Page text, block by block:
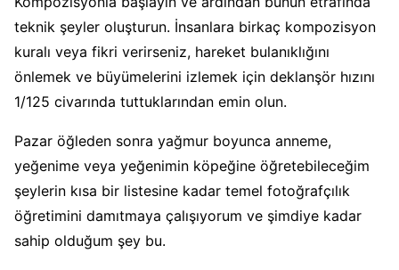
teknik şeyler oluşturun. İnsanlara birkaç kompozisyon
kuralı veya fikri verirseniz, hareket bulanıklığını
önlemek ve büyümelerini izlemek için deklanşör hızını
1/125 civarında tuttuklarından emin olun.
Pazar öğleden sonra yağmur boyunca anneme,
yeğenime veya yeğenimin köpeğine öğretebileceğim
şeylerin kısa bir listesine kadar temel fotoğrafçılık
öğretimini damıtmaya çalışıyorum ve şimdiye kadar
sahip olduğum şey bu.